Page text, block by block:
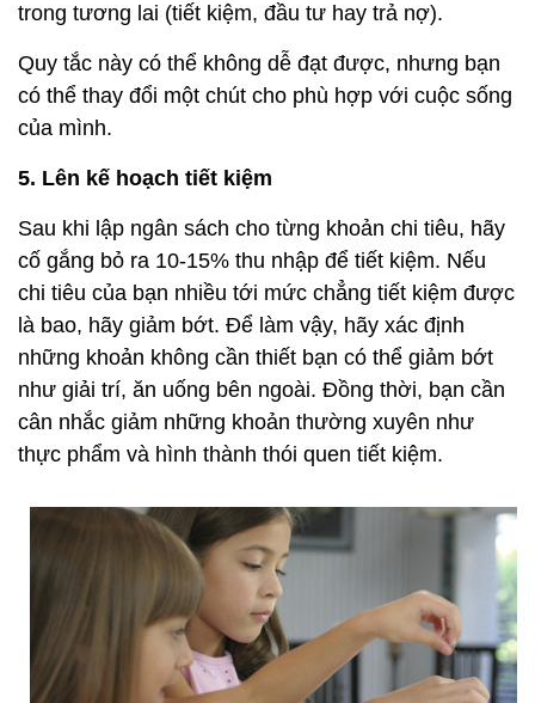
trong tương lai (tiết kiệm, đầu tư hay trả nợ).
Quy tắc này có thể không dễ đạt được, nhưng bạn
có thể thay đổi một chút cho phù hợp với cuộc sống
của mình.
5. Lên kế hoạch tiết kiệm
Sau khi lập ngân sách cho từng khoản chi tiêu, hãy
cố gắng bỏ ra 10-15% thu nhập để tiết kiệm. Nếu
chi tiêu của bạn nhiều tới mức chẳng tiết kiệm được
là bao, hãy giảm bớt. Để làm vậy, hãy xác định
những khoản không cần thiết bạn có thể giảm bớt
như giải trí, ăn uống bên ngoài. Đồng thời, bạn cần
cân nhắc giảm những khoản thường xuyên như
thực phẩm và hình thành thói quen tiết kiệm.